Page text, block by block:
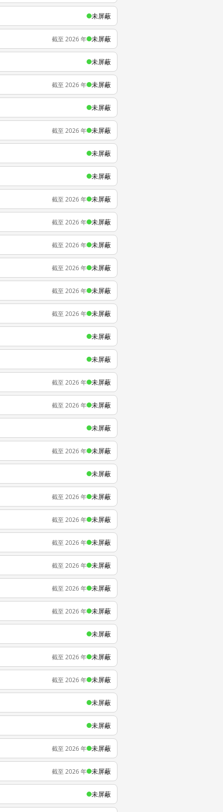
未屏蔽
截至 2026 年 未屏蔽
未屏蔽
截至 2026 年 未屏蔽
未屏蔽
截至 2026 年 未屏蔽
未屏蔽
未屏蔽
截至 2026 年 未屏蔽
截至 2026 年 未屏蔽
截至 2026 年 未屏蔽
截至 2026 年 未屏蔽
截至 2026 年 未屏蔽
截至 2026 年 未屏蔽
未屏蔽
未屏蔽
截至 2026 年 未屏蔽
截至 2026 年 未屏蔽
未屏蔽
截至 2026 年 未屏蔽
未屏蔽
截至 2026 年 未屏蔽
截至 2026 年 未屏蔽
截至 2026 年 未屏蔽
截至 2026 年 未屏蔽
截至 2026 年 未屏蔽
截至 2026 年 未屏蔽
未屏蔽
截至 2026 年 未屏蔽
截至 2026 年 未屏蔽
未屏蔽
未屏蔽
截至 2026 年 未屏蔽
截至 2026 年 未屏蔽
未屏蔽